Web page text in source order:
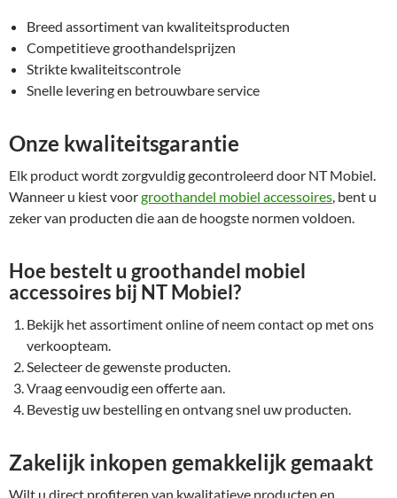
Breed assortiment van kwaliteitsproducten
Competitieve groothandelsprijzen
Strikte kwaliteitscontrole
Snelle levering en betrouwbare service
Onze kwaliteitsgarantie
Elk product wordt zorgvuldig gecontroleerd door NT Mobiel.
Wanneer u kiest voorgroothandel mobiel accessoires, bent u
zeker van producten die aan de hoogste normen voldoen.
Hoe bestelt u groothandel mobiel
accessoires bij NT Mobiel?
Bekijk het assortiment online of neem contact op met ons
verkoopteam.
Selecteer de gewenste producten.
Vraag eenvoudig een offerte aan.
Bevestig uw bestelling en ontvang snel uw producten.
Zakelijk inkopen gemakkelijk gemaakt
Wilt u direct profiteren van kwalitatieve producten en